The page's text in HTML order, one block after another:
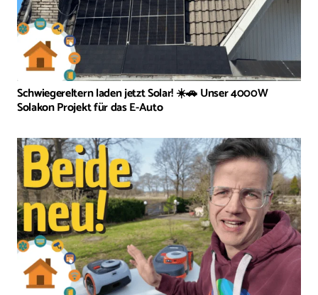
Schwiegereltern laden jetzt Solar! ☀️🚗 Unser 4000W
Solakon Projekt für das E-Auto